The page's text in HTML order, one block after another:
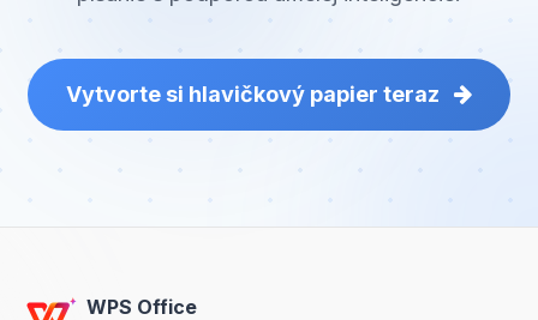
Vytvorte si hlavičkový papier teraz
WPS Office